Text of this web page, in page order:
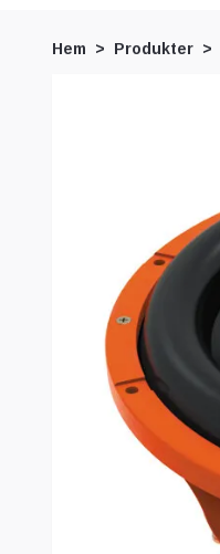
Hem Produkter